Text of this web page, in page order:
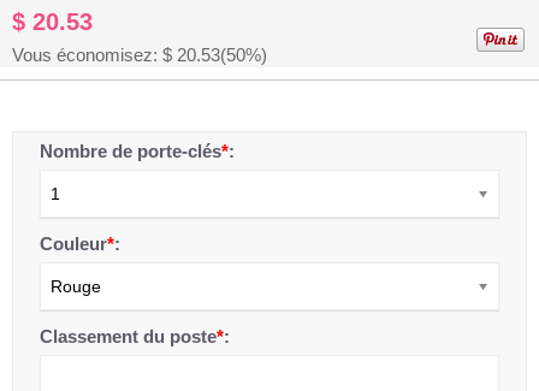
$ 20.53
Vous économisez: $ 20.53(50%)
Nombre de porte-clés*:
1
Couleur*:
Rouge
Classement du poste*: